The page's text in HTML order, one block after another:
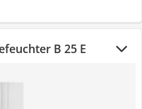
B 25 E